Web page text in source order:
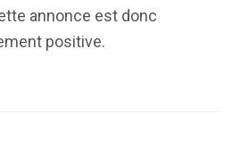
annonce est donc
positive.